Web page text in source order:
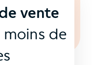
vente
moins de